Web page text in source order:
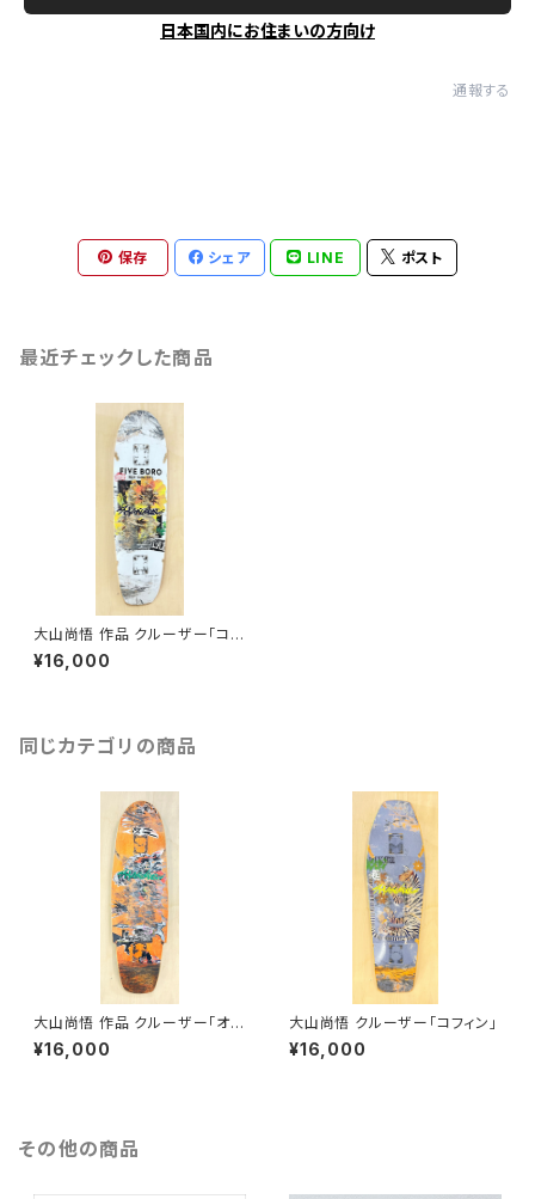
日本国内にお住まいの方向け
通報する
保存 シェア LINE ポスト
最近チェックした商品
大山尚悟 作品 クルーザー「コン
サバティブ」
¥16,000
同じカテゴリの商品
大山尚悟 作品 クルーザー「オリ
ジナル」
¥16,000
大山尚悟 クルーザー「コフィン」
¥16,000
その他の商品